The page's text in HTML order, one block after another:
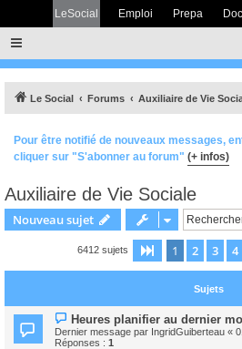
LeSocial Emploi Prepa Doc
Le Social Forums Auxiliaire de Vie
Pour être notifié de nouveaux messages,
cliquer sur "S'abonner au forum" (+ infos)
Auxiliaire de Vie Sociale
Nouveau sujet
6412 sujets Page 1sur257
1 2 3 4
Sujets
Heures planifier au dernier
Dernier message par IngridGuiberteau «
Réponses : 1